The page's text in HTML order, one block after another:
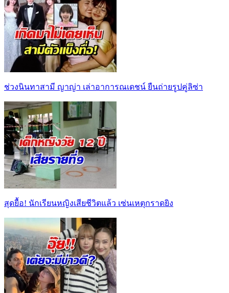
ช่วงนินทาสามี ญาญ่า เล่าอาการณเดชน์ ยืนถ่ายรูปคู่ลิซ่า
สุดยื้อ! นักเรียนหญิงเสียชีวิตแล้ว เซ่นเหตุกราดยิง